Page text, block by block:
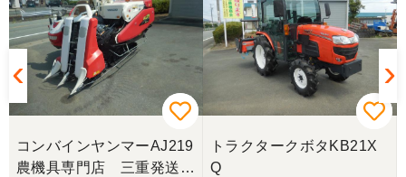
引き取りに行くまでに 時間が掛かってしまって
待っていて頂き有り難うございました。
山梨県／樋野進悦
メールの返信がなかったので、残念ですが、こちら
コンバインヤンマーAJ219
農機具専門店 三重発送整
トラクタークボタKB21X
Q